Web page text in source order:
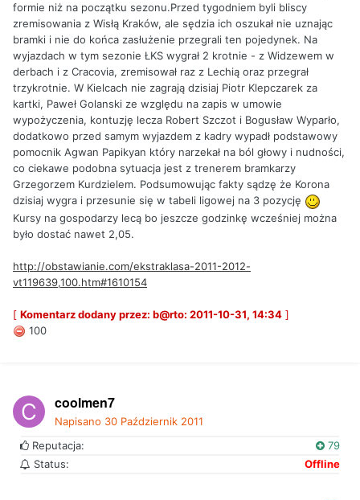
formie niż na początku sezonu.Przed tygodniem byli bliscy
zremisowania z Wisłą Kraków, ale sędzia ich oszukał nie uznając
bramki i nie do końca zasłużenie przegrali ten pojedynek. Na
wyjazdach w tym sezonie ŁKS wygrał 2 krotnie - z Widzewem w
derbach i z Cracovia, zremisował raz z Lechią oraz przegrał
trzykrotnie. W Kielcach nie zagrają dzisiaj Piotr Klepczarek za
kartki, Paweł Golanski ze względu na zapis w umowie
wypożyczenia, kontuzję lecza Robert Szczot i Bogusław Wyparło,
dodatkowo przed samym wyjazdem z kadry wypadł podstawowy
pomocnik Agwan Papikyan który narzekał na ból głowy i nudności,
co ciekawe podobna sytuacja jest z trenerem bramkarzy
Grzegorzem Kurdzielem. Podsumowując fakty sądzę że Korona
dzisiaj wygra i przesunie się w tabeli ligowej na 3 pozycję
Kursy na gospodarzy lecą bo jeszcze godzinkę wcześniej można
było dostać nawet 2,05.
http://obstawianie.com/ekstraklasa-2011-2012-
vt119639,100.htm#1610154
[ Komentarz dodany przez: b@rto: 2011-10-31, 14:34 ]
100
coolmen7
Napisano 30 Październik 2011
Reputacja:
79
Status:
Offline